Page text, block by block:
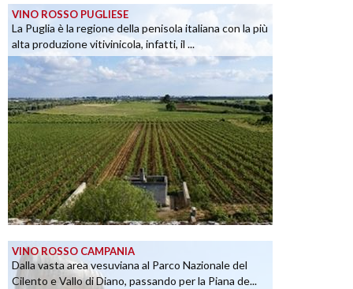
VINO ROSSO PUGLIESE
La Puglia è la regione della penisola italiana con la più
alta produzione vitivinicola, infatti, il ...
VINO ROSSO CAMPANIA
Dalla vasta area vesuviana al Parco Nazionale del
Cilento e Vallo di Diano, passando per la Piana de...